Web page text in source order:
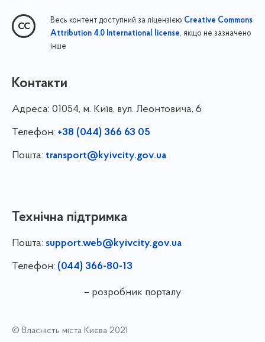
Весь контент доступний за ліцензією Creative Commons
Attribution 4.0 International license, якщо не зазначено
інше
Контакти
Адреса: 01054, м. Київ, вул. Леонтовича, 6
Телефон: +38 (044) 366 63 05
Пошта: transport@kyivcity.gov.ua
Технічна підтримка
Пошта: support.web@kyivcity.gov.ua
Телефон: (044) 366-80-13
– розробник порталу
© Власність міста Києва 2021